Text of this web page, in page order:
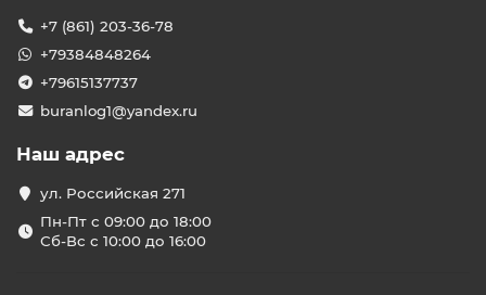
+7 (861) 203-36-78
+79384848264
+79615137737
buranlog1@yandex.ru
Наш адрес
ул. Российская 271
Пн-Пт с 09:00 до 18:00
Сб-Вс с 10:00 до 16:00